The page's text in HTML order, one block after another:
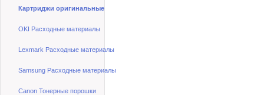
Картриджи оригинальные
OKI Расходные материалы
Lexmark Расходные материалы
Samsung Расходные материалы
Canon Тонерные порошки